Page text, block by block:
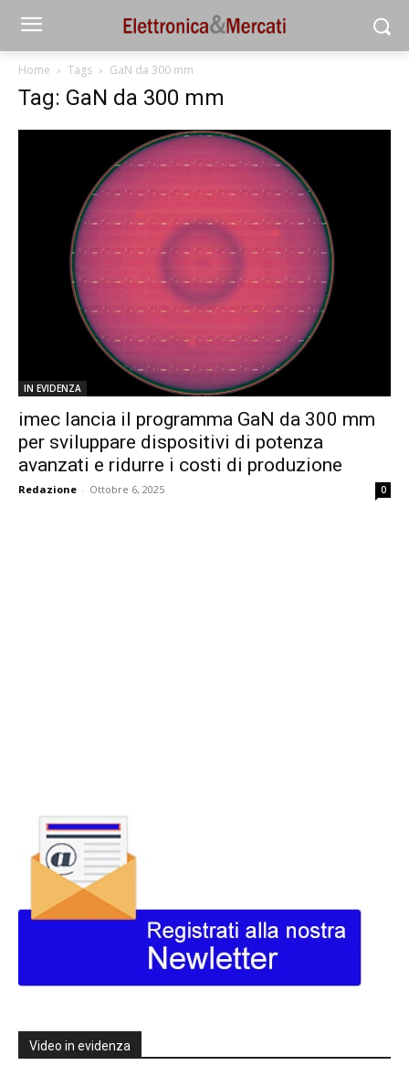
Home Tags GaN da 300 mm
Tag: GaN da 300 mm
IN EVIDENZA
imec lancia il programma GaN da 300 mm
per sviluppare dispositivi di potenza
avanzati e ridurre i costi di produzione
Redazione - Ottobre 6, 2025 0
Video in evidenza